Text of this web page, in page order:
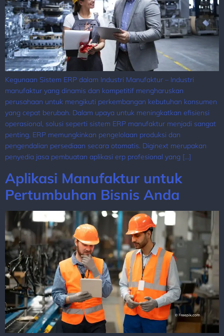
Kegunaan Sistem ERP dalam Industri Manufaktur – Industri
manufaktur yang dinamis dan kompetitif mengharuskan
perusahaan untuk mengikuti perkembangan kebutuhan konsumen
yang cepat berubah. Dalam upaya untuk meningkatkan efisiensi
operasional, solusi seperti sistem ERP manufaktur menjadi sangat
penting. ERP memungkinkan pengelolaan produksi dan
pengendalian persediaan secara otomatis. Diginext merupakan
penyedia jasa pembuatan aplikasi erp profesional yang […]
Aplikasi Manufaktur untuk
Pertumbuhan Bisnis Anda